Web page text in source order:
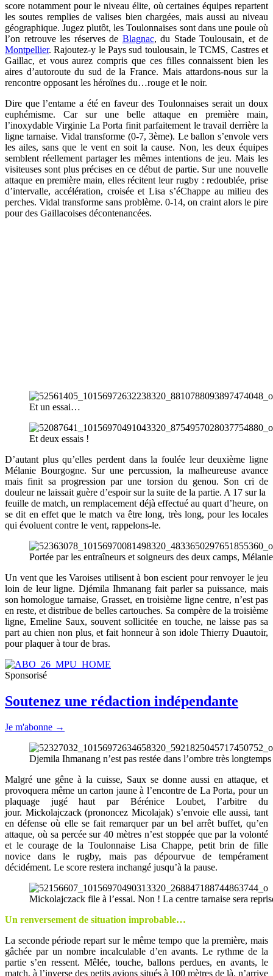
score notamment pour le niveau élite, où certaines équipes repartent
les soutes remplies de valises bien chargées, mais aussi au niveau
géographique. Jugez plutôt, les Toulonnaises sont dans une poule où
l’on retrouve les réserves de Blagnac, du Stade Toulousain, et de
Montpellier. Rajoutez-y le Pays sud toulousain, le TCMS, Castres et
Gaillac, et vous aurez compris que ces filles connaissent bien les
aires d’autoroute du sud de la France. Mais attardons-nous sur la
rencontre opposant les héroïnes du…rouge et le noir.
Dire que l’entame a été en faveur des Toulonnaises serait un doux
euphémisme. Car sur une belle attaque en première main,
l’inoxydable Virginie La Porta finit parfaitement le travail derrière la
ligne tarnaise. Vidal transforme (0-7, 3ème). Le ballon s’envole vers
les ailes, sans que le vent en soit la cause. Non, les deux équipes
semblent réellement partager les mêmes intentions de jeu. Mais les
visiteuses sont plus précises en ce début de partie. Sur une nouvelle
attaque en première main, elles récitent leur rugby : redoublée, prise
d’intervalle, accélération, croisée et Lisa s’éChappe au milieu des
perches. Vidal transforme sans problème. 0-14, on craint alors le pire
pour des Gaillacoises décontenancées.
Et un essai…
Et deux essais !
D’autant plus qu’elles perdent dans la foulée leur deuxième ligne
Mélanie Bourgogne. Sur une percussion, la malheureuse avance
mais finit sa progression par une torsion du genou. Son cri de
douleur ne laissait guère d’espoir sur la suite de la partie. A 17 sur la
feuille de match, un remplacement déjà effectué au quart d’heure, on
se dit en effet que le match va être long, très long, pour les locales
qui évoluent contre le vent, rappelons-le.
Portée par les entraîneurs et soigneurs des deux camps,
Un vent que les Varoises utilisent à bon escient pour renvoyer le jeu
loin de leur ligne. Djémila Ihmanang fait parler sa puissance, mais
son homologue tarnaise, Grasset, en troisième ligne centre, n’est pas
en reste, et distribue de belles cartouches. Sa compère de la troisième
ligne, Emeline Saux, souvent sollicitée en touche, ne laisse pas sa
part au chien non plus, et fait honneur à son idole Thierry Duautoir,
pour plaquer à tour de bras.
Sponsorisé
Soutenez une rédaction indépendante
Je m'abonne →
Djemila Ihmanang n’est pas restée dans l’ombre très longtemps
Malgré une gêne à la cuisse, Saux se donne aussi en attaque, et
provoquera même un carton jaune à l’encontre de La Porta, pour un
plaquage jugé haut par Bérénice Loubet, l’arbitre du
jour. Mickolajczack (prononcez Micolajak) s’envoie elle aussi, tant
en défense où elle se fait remarquer par un bel arrêt buffet, qu’en
attaque, où sa percée sur 40 mètres n’est stoppée que par la volonté
et le courage de la Toulonnaise Lisa Chappe, petit brin de fille
novice dans le rugby, mais pas dépourvue de tempérament
décidément. Le score restera inchangé jusqu’à la pause.
Mickolajczack file à l’essai. Non ! La centre tarnaise sera
Un renversement de situation improbable…
La seconde période repart sur le même tempo que la première, mais
gâchée par un nombre incalculable d’en avants. Le rythme de la
partie s’en ressent. Mêlée, touche, ballons perdues, en avants, le
match, à l’inverse des petits avions situés à 100 mètres de là, n’arrive